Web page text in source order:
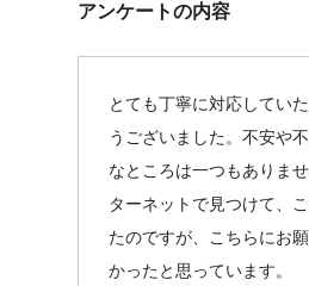
アンケートの内容
とても丁寧に対応してい
うございました。不安や
なところは一つもありま
ターネットで見つけて、
たのですが、こちらにお
かったと思っています。